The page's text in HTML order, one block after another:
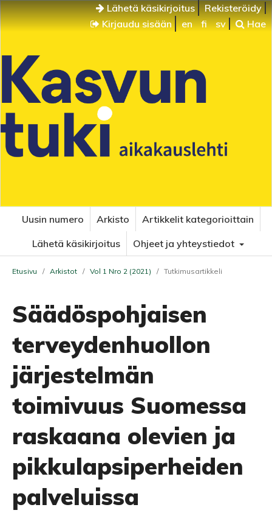
Lähetä käsikirjoitus
Rekisteröidy
Kirjaudu sisään
en fi sv Hae
Uusin numero Arkisto
Artikkelit kategorioittain
Lähetä käsikirjoitus
Ohjeet ja yhteystiedot
Etusivu / Arkistot / Vol 1 Nro 2 (2021) / Tutkimusartikkeli
Säädöspohjaisen
terveydenhuollon
järjestelmän
toimivuus Suomessa
raskaana olevien ja
pikkulapsiperheiden
palveluissa